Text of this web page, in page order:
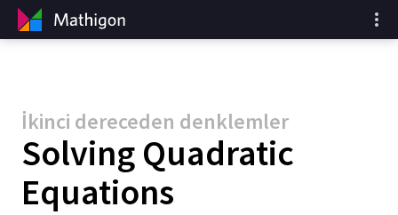
İkinci dereceden denklemler
Solving Quadratic
Equations